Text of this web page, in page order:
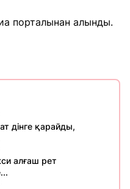
порталынан алынды.
дінге қарайды,
алғаш рет